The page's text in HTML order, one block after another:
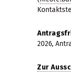
2026,
Zur